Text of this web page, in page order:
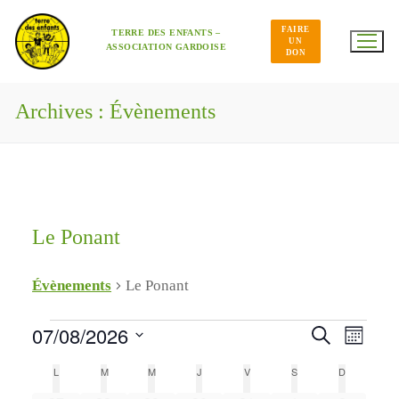
contenu
TERRE DES ENFANTS –
ASSOCIATION GARDOISE
FAIRE
UN
DON
Archives : Évènements
Le Ponant
Évènements Le Ponant
Évènements
Recherche
navigation
Recherche
de
Mois
07/08/2026
une
Calendrier
L MMARDI M MERCREDI
J VVENDREDI
S D